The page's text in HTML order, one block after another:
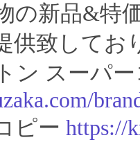
の新品&特
供致してお
ン スーパ
ピー https://